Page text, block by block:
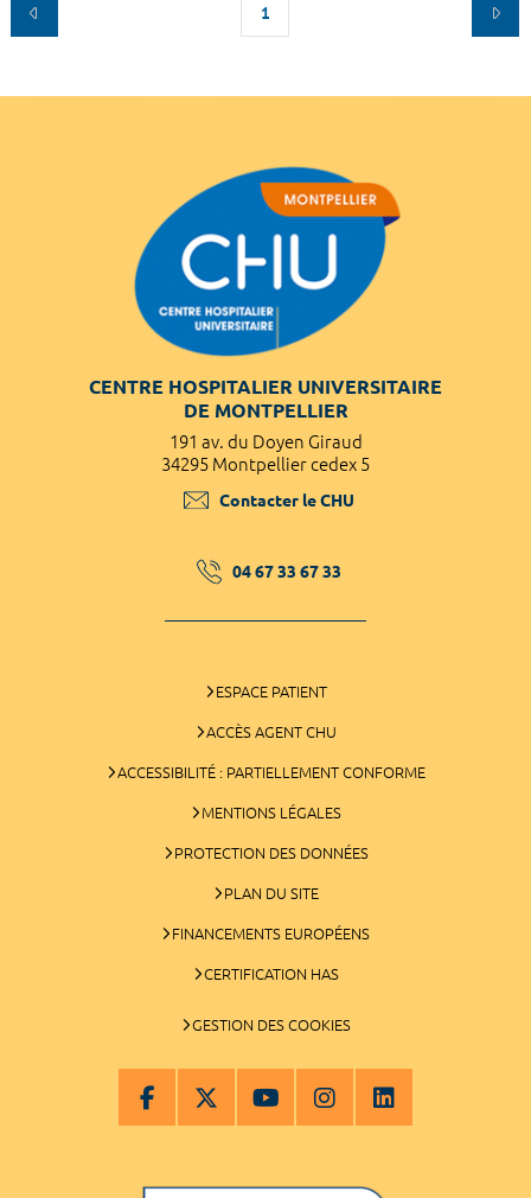
1
CENTRE HOSPITALIER UNIVERSITAIRE
DE MONTPELLIER
191 av. du Doyen Giraud
34295 Montpellier cedex 5
Contacter le CHU
04 67 33 67 33
ESPACE PATIENT
ACCÈS AGENT CHU
ACCESSIBILITÉ : PARTIELLEMENT CONFORME
MENTIONS LÉGALES
PROTECTION DES DONNÉES
PLAN DU SITE
FINANCEMENTS EUROPÉENS
CERTIFICATION HAS
GESTION DES COOKIES